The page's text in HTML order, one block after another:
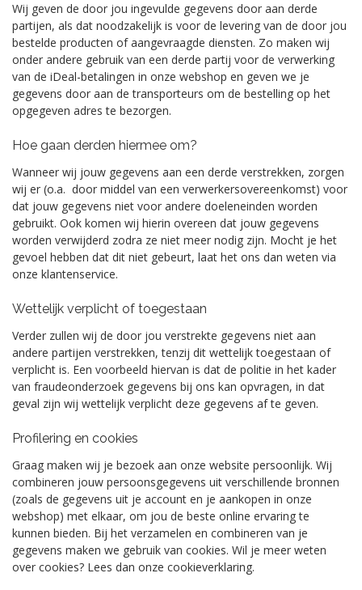
Wij geven de door jou ingevulde gegevens door aan derde
partijen, als dat noodzakelijk is voor de levering van de door jou
bestelde producten of aangevraagde diensten. Zo maken wij
onder andere gebruik van een derde partij voor de verwerking
van de iDeal-betalingen in onze webshop en geven we je
gegevens door aan de transporteurs om de bestelling op het
opgegeven adres te bezorgen.
Hoe gaan derden hiermee om?
Wanneer wij jouw gegevens aan een derde verstrekken, zorgen
wij er (o.a. door middel van een verwerkersovereenkomst) voor
dat jouw gegevens niet voor andere doeleneinden worden
gebruikt. Ook komen wij hierin overeen dat jouw gegevens
worden verwijderd zodra ze niet meer nodig zijn. Mocht je het
gevoel hebben dat dit niet gebeurt, laat het ons dan weten via
onze klantenservice.
Wettelijk verplicht of toegestaan
Verder zullen wij de door jou verstrekte gegevens niet aan
andere partijen verstrekken, tenzij dit wettelijk toegestaan of
verplicht is. Een voorbeeld hiervan is dat de politie in het kader
van fraudeonderzoek gegevens bij ons kan opvragen, in dat
geval zijn wij wettelijk verplicht deze gegevens af te geven.
Profilering en cookies
Graag maken wij je bezoek aan onze website persoonlijk. Wij
combineren jouw persoonsgegevens uit verschillende bronnen
(zoals de gegevens uit je account en je aankopen in onze
webshop) met elkaar, om jou de beste online ervaring te
kunnen bieden. Bij het verzamelen en combineren van je
gegevens maken we gebruik van cookies. Wil je meer weten
over cookies? Lees dan onze cookieverklaring.